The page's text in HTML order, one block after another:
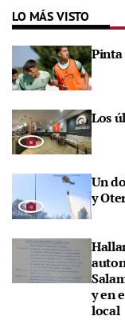
LO MÁS VISTO
Los
Un
y
y en
local